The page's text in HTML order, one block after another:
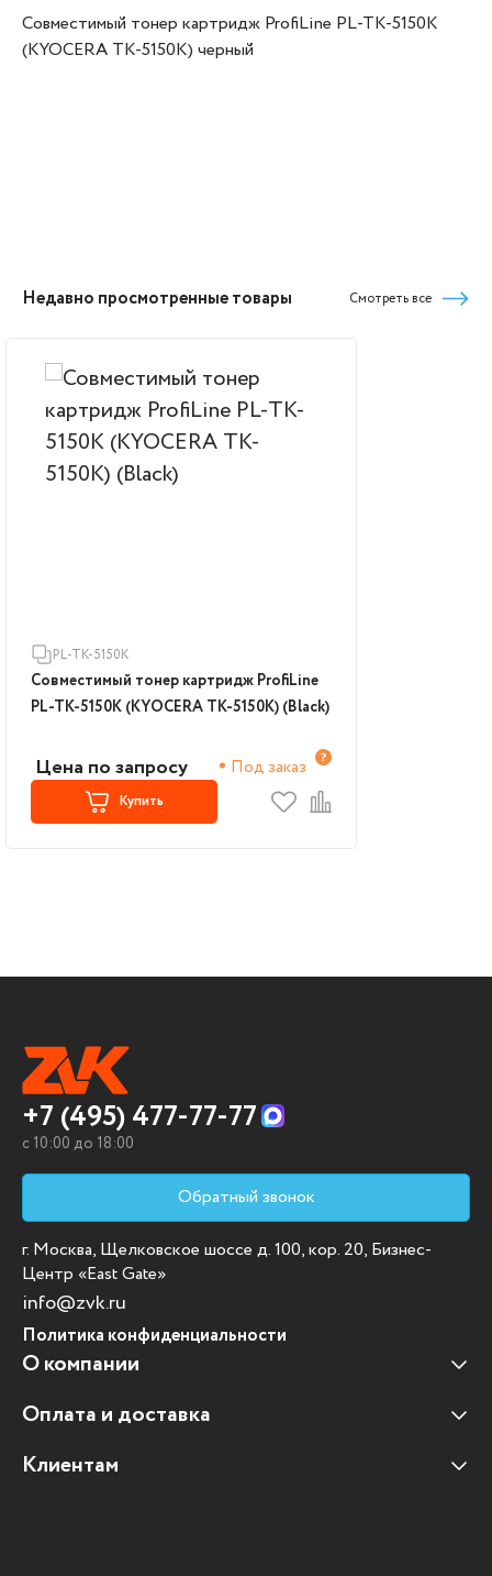
Совместимый тонер картридж ProfiLine PL-TK-5150K
(KYOCERA TK-5150K) черный
Недавно просмотренные товары Смотреть все
PL-TK-5150K
Совместимый тонер картридж ProfiLine
PL-TK-5150K (KYOCERA TK-5150K) (Black)
Цена по запросу Под заказ
Купить
+7 (495) 477-77-77
c 10:00 до 18:00
Обратный звонок
г. Москва, Щелковское шоссе д. 100, кор. 20, Бизнес-
Центр «East Gate»
info@zvk.ru
Политика конфиденциальности
О компании
Наши клиенты
Отзывы клиентов
Оплата и доставка
Оплата и доставка
Клиентам